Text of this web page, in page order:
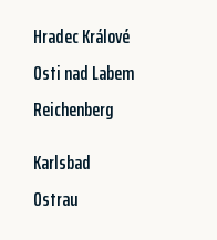
Hradec Králové
Osti nad Labem
Reichenberg
Karlsbad
Ostrau